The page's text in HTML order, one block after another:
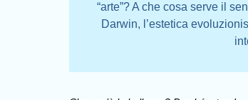
“arte”? A che cosa serve il
Darwin, l’estetica